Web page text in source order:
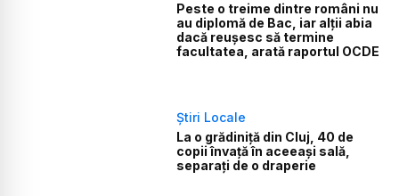
Peste o treime dintre români nu
au diplomă de Bac, iar alții abia
dacă reușesc să termine
facultatea, arată raportul OCDE
Știri Locale
La o grădiniță din Cluj, 40 de
copii învață în aceeași sală,
separați de o draperie